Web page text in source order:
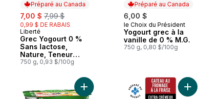
Préparé au Canada
sale:
7,00 $ , formerly:
7,99 $
0,99 $ DE RABAIS
Préparé au Canada
Liberté
Grec Yogourt 0 %
Sans lactose,
Nature, Teneur
élevée en protéines
750 g, 0,93 $/100g
Préparé au Canada
6,00 $
Préparé au Canada
le Choix du Président
Yogourt grec à la
vanille de 0 % M.G.
750 g, 0,80 $/100g
Ajouter Yogourt probiotique source de
Ajouter